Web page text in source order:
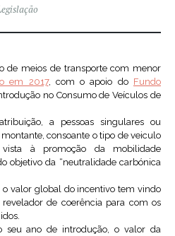
de meios de transporte com menor
em 2017, com o apoio do Fundo
no Consumo de Veículos de
a pessoas singulares ou
consoante o tipo de veiculo
à promoção da mobilidade
objetivo da “neutralidade carbónica
o valor global do incentivo tem vindo
de coerência para com os
seu ano de introdução, o valor da